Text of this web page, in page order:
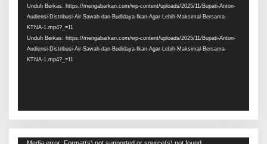
Unduh Berkas: https://mengabarkan.com/wp-content/uploads/2025/11/Bupati-Anton-
Audiensi-Distribusi-Air-Sawah-dan-Budidaya-Ikan-Agar-Lebih-Maksimal-Bersama-
KTNA-1.mp4?_=11
Unduh Berkas: https://mengabarkan.com/wp-content/uploads/2025/11/Bupati-Anton-
Audiensi-Distribusi-Air-Sawah-dan-Budidaya-Ikan-Agar-Lebih-Maksimal-Bersama-
KTNA-1.mp4?_=11